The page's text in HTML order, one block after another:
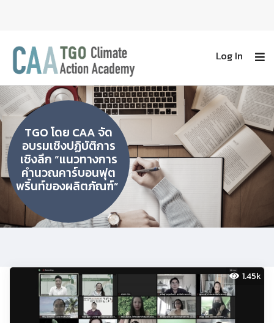
Log In
TGO โดย CAA จัด
อบรมเชิงปฏิบัติการ
เชิงลึก “แนวทางการ
คำนวณคาร์บอนฟุต
พริ้นท์ของผลิตภัณฑ์”
1.45k